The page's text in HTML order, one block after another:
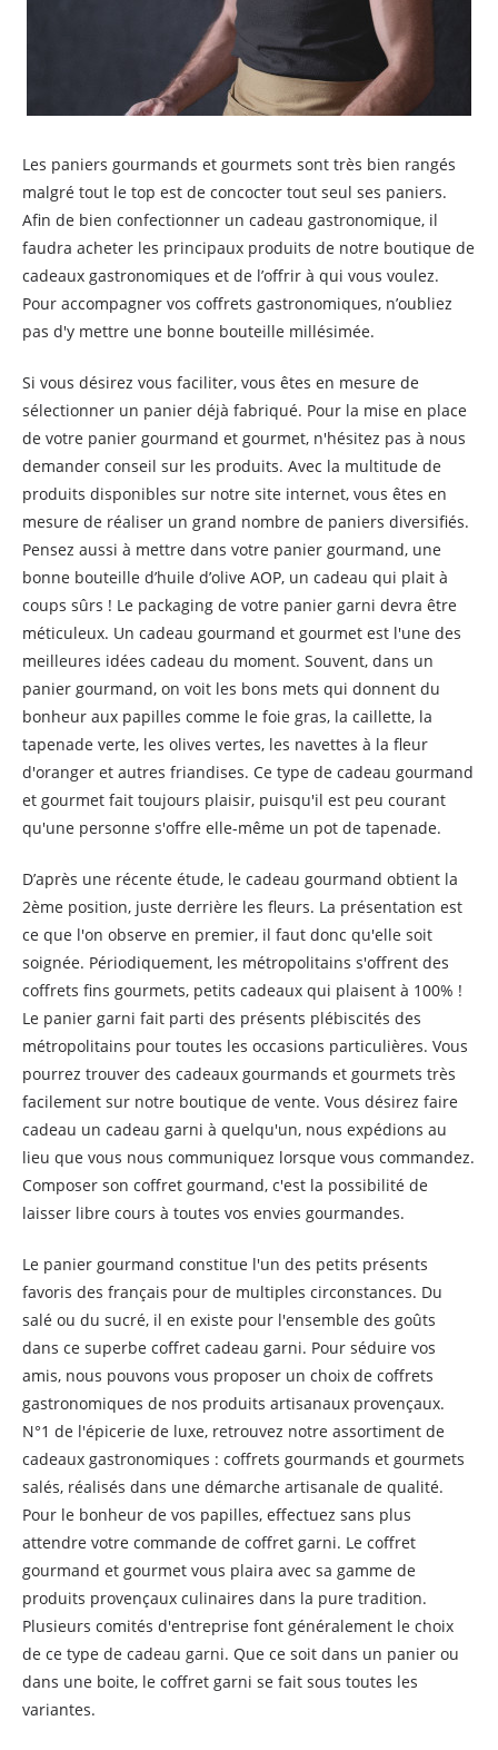
Les paniers gourmands et gourmets sont très bien rangés
malgré tout le top est de concocter tout seul ses paniers.
Afin de bien confectionner un cadeau gastronomique, il
faudra acheter les principaux produits de notre boutique de
cadeaux gastronomiques et de l’offrir à qui vous voulez.
Pour accompagner vos coffrets gastronomiques, n’oubliez
pas d'y mettre une bonne bouteille millésimée.
Si vous désirez vous faciliter, vous êtes en mesure de
sélectionner un panier déjà fabriqué. Pour la mise en place
de votre panier gourmand et gourmet, n'hésitez pas à nous
demander conseil sur les produits. Avec la multitude de
produits disponibles sur notre site internet, vous êtes en
mesure de réaliser un grand nombre de paniers diversifiés.
Pensez aussi à mettre dans votre panier gourmand, une
bonne bouteille d’huile d’olive AOP, un cadeau qui plait à
coups sûrs ! Le packaging de votre panier garni devra être
méticuleux. Un cadeau gourmand et gourmet est l'une des
meilleures idées cadeau du moment. Souvent, dans un
panier gourmand, on voit les bons mets qui donnent du
bonheur aux papilles comme le foie gras, la caillette, la
tapenade verte, les olives vertes, les navettes à la fleur
d'oranger et autres friandises. Ce type de cadeau gourmand
et gourmet fait toujours plaisir, puisqu'il est peu courant
qu'une personne s'offre elle-même un pot de tapenade.
D’après une récente étude, le cadeau gourmand obtient la
2ème position, juste derrière les fleurs. La présentation est
ce que l'on observe en premier, il faut donc qu'elle soit
soignée. Périodiquement, les métropolitains s'offrent des
coffrets fins gourmets, petits cadeaux qui plaisent à 100% !
Le panier garni fait parti des présents plébiscités des
métropolitains pour toutes les occasions particulières. Vous
pourrez trouver des cadeaux gourmands et gourmets très
facilement sur notre boutique de vente. Vous désirez faire
cadeau un cadeau garni à quelqu'un, nous expédions au
lieu que vous nous communiquez lorsque vous commandez.
Composer son coffret gourmand, c'est la possibilité de
laisser libre cours à toutes vos envies gourmandes.
Le panier gourmand constitue l'un des petits présents
favoris des français pour de multiples circonstances. Du
salé ou du sucré, il en existe pour l'ensemble des goûts
dans ce superbe coffret cadeau garni. Pour séduire vos
amis, nous pouvons vous proposer un choix de coffrets
gastronomiques de nos produits artisanaux provençaux.
N°1 de l'épicerie de luxe, retrouvez notre assortiment de
cadeaux gastronomiques : coffrets gourmands et gourmets
salés, réalisés dans une démarche artisanale de qualité.
Pour le bonheur de vos papilles, effectuez sans plus
attendre votre commande de coffret garni. Le coffret
gourmand et gourmet vous plaira avec sa gamme de
produits provençaux culinaires dans la pure tradition.
Plusieurs comités d'entreprise font généralement le choix
de ce type de cadeau garni. Que ce soit dans un panier ou
dans une boite, le coffret garni se fait sous toutes les
variantes.